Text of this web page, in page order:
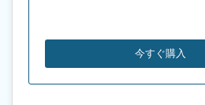
今すぐ購入